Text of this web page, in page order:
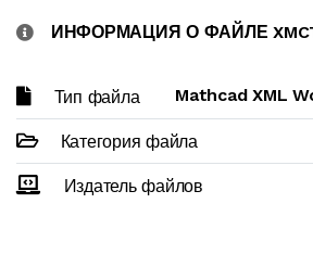
ИНФОРМАЦИЯ О ФАЙЛЕ
Тип файла Mathcad XML
Категория файла
Издатель файлов